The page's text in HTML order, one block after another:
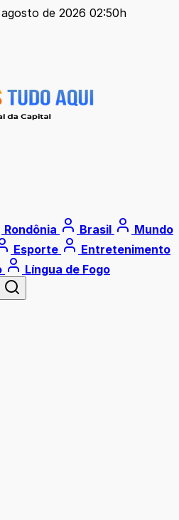
de 2026 02:50h
Rondônia Brasil
Mundo
Esporte
Entretenimento
Língua de Fogo